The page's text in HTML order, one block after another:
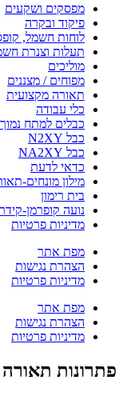
מפסקים ושקעים
פיקוד ובקרה
לוחות חשמל,
תעלות וצנרת
מוליכים
מפוחים / מצננים
תאורה מקצועית
כלי עבודה
כבלים למתח נמוך
כבל N2XY
כבל NA2XY
כדאי לדעת
מילון מונחים-
בית רימון
נועה קופרמן-
מדיניות פרטיות
מפת אתר
הצהרת נגישות
מדיניות פרטיות
מפת אתר
הצהרת נגישות
מדיניות פרטיות
פתרונות תאורה